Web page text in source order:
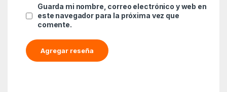
Guarda mi nombre, correo electrónico y web en
este navegador para la próxima vez que
comente.